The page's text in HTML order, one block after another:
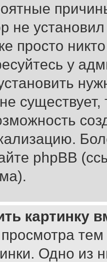
не
просто
у
не
phpBB
картинку
Одно из